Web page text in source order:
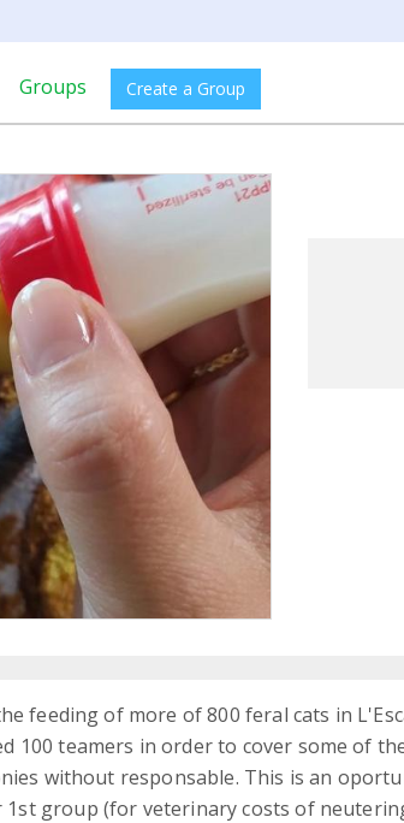
Groups Create a Group
feeding of more of 800 feral cats in
100 teamers in order to cover some of
without responsable. This is an
group (for veterinary costs of